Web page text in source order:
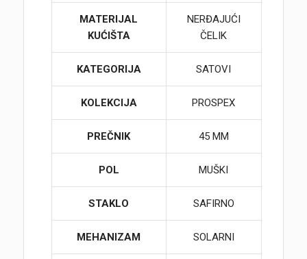
MATERIJAL
KUĆIŠTA
NERĐAJUĆI
ČELIK
KATEGORIJA SATOVI
KOLEKCIJA PROSPEX
PREČNIK 45 MM
POL MUŠKI
STAKLO SAFIRNO
MEHANIZAM SOLARNI